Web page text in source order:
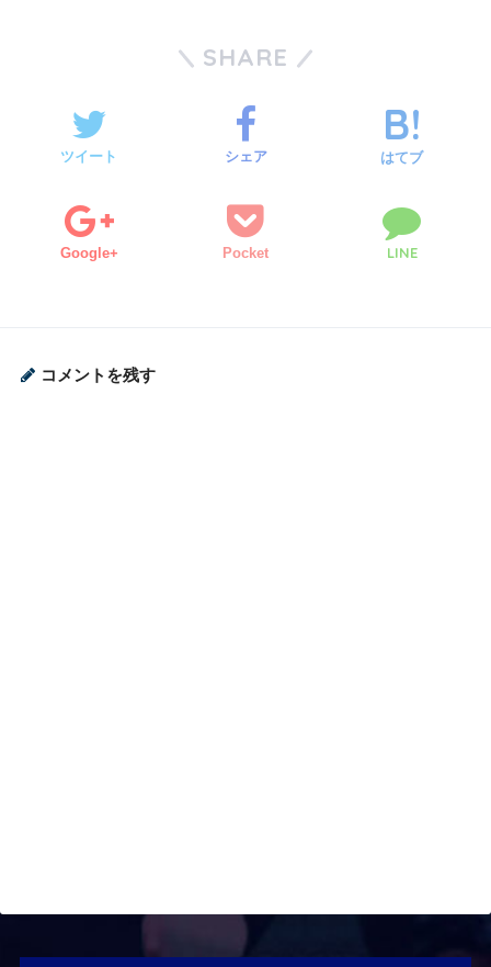
SHARE
ツイート シェア はてブ
Google+ Pocket LINE
コメントを残す